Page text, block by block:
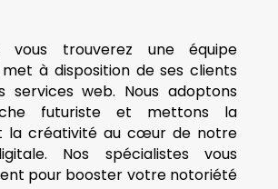
vous trouverez une équipe
à disposition de ses clients
services web. Nous adoptons
futuriste et mettons la
la créativité au cœur de notre
Nos spécialistes vous
pour booster votre notoriété